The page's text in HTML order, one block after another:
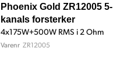
Phoenix Gold ZR12005 5-
kanals forsterker
4x175W+500W RMS i 2 Ohm
Varenr ZR12005